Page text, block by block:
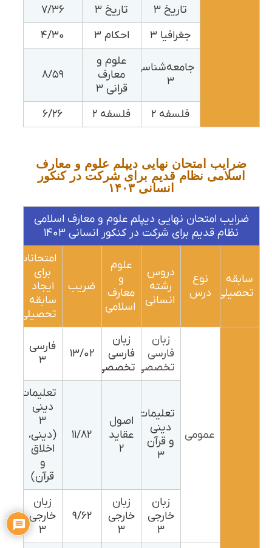
تاریخ ۳ تاریخ ۳
۷/۳۶
جغرافیا ۳
احکام ۳ ۴/۳۰
جامعه‌شناسی
۳
علوم و
معارف
قرانی ۳
۸/۵۹
فلسفه ۲ فلسفه ۲ ۶/۲۶
ضرایب امتحان نهایی دیپلم علوم و معارف
اسلامی نظام قدیم برای شرکت در کنکور
انسانی ۱۴۰۳
ضرایب امتحان نهایی دیپلم علوم و معارف اسلامی
نظام قدیم برای شرکت در کنکور انسانی ۱۴۰۳
سابقه
تحصیلی
نوع
درس
دروس
رشته
انسانی
علوم
و
معارف
اسلامی
ضریب
امتحانات
برای
ایجاد
سابقه
تحصیلی
عمومی
زبان
فارسی
تخصصی
زبان
فارسی
تخصصی
۱۳/۰۲
فارسی
۳
تعلیمات
دینی
و قرآن
۳
اصول
عقاید
۲
۱۱/۸۲
تعلیمات
دینی
۳
(دینی،
اخلاق
و
قرآن)
زبان
خارجی
۳
زبان
خارجی
۳
۹/۶۲
زبان
خارجی
۳